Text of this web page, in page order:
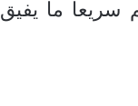
يورو شهريا، "ثم سريعا ما يفيق